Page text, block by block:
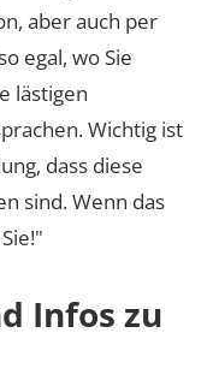
aber auch per
egal, wo Sie
lästigen
Wichtig ist
dass diese
sind. Wenn das
Infos zu